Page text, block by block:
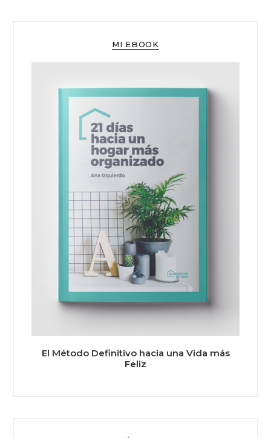
MI EBOOK
El Método Definitivo hacia una Vida más
Feliz